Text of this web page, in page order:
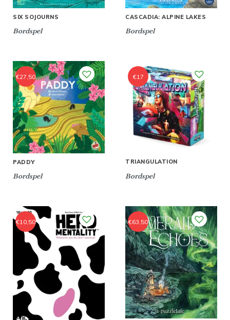
SIX SOJOURNS
Bordspel
CASCADIA: ALPINE LAKES
Bordspel
PADDY
Bordspel
€27,50
TRIANGULATION
Bordspel
€17
€10,50 €63,50